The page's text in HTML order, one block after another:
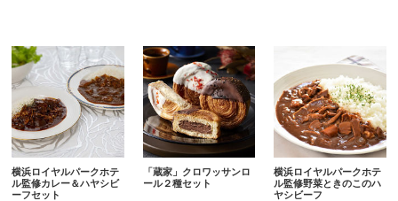
横浜ロイヤルパークホテ
ル監修カレー＆ハヤシビ
ーフセット
「蔵家」クロワッサンロ
ール２種セット
横浜ロイヤルパークホテ
ル監修野菜ときのこのハ
ヤシビーフ